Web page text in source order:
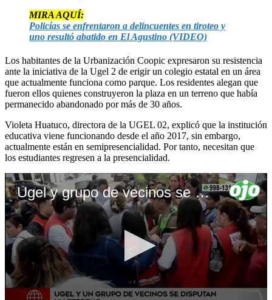
MIRA AQUÍ:
Policías se enfrentaron a delincuentes en tiroteo y
uno resultó abatido en El Agustino (VIDEO)
Los habitantes de la Urbanización Coopic expresaron su resistencia
ante la iniciativa de la Ugel 2 de erigir un colegio estatal en un área
que actualmente funciona como parque. Los residentes alegan que
fueron ellos quienes construyeron la plaza en un terreno que había
permanecido abandonado por más de 30 años.
Violeta Huatuco, directora de la UGEL 02, explicó que la institución
educativa viene funcionando desde el año 2017, sin embargo,
actualmente están en semipresencialidad. Por tanto, necesitan que
los estudiantes regresen a la presencialidad.
Ugel y grupo de vecinos se disputan terreno